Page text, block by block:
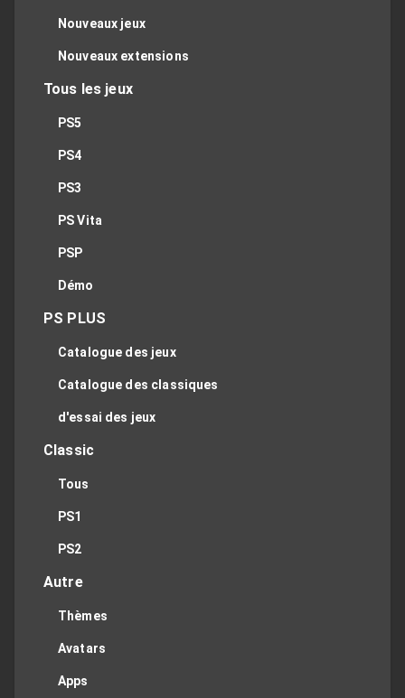
Nouveaux jeux
Nouveaux extensions
Tous les jeux
PS5
PS4
PS3
PS Vita
PSP
Démo
PS PLUS
Catalogue des jeux
Catalogue des classiques
d'essai des jeux
Classic
Tous
PS1
PS2
Autre
Thèmes
Avatars
Apps